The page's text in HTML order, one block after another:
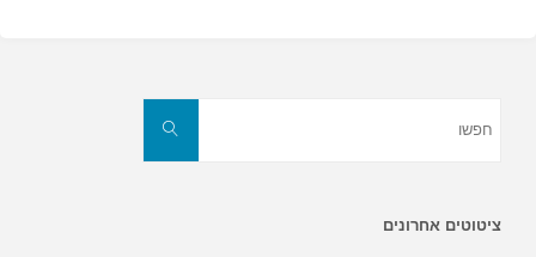
חפשו
ציטוטים אחרונים